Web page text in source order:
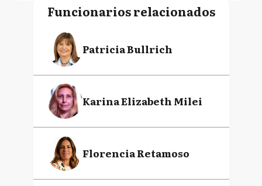
Funcionarios relacionados
Patricia Bullrich
Karina Elizabeth Milei
Florencia Retamoso